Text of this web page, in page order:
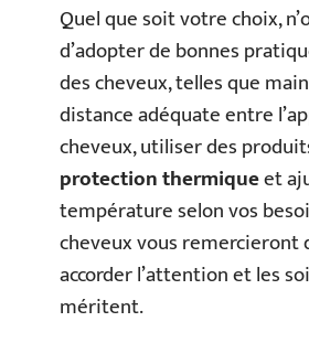
Quel que soit votre choix,
d’adopter de bonnes
des cheveux, telles que
distance adéquate entre
cheveux, utiliser des
protection thermiqueet
température selon vos
cheveux vous remercieront
accorder l’attention et les
méritent.